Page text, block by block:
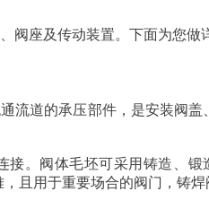
阀座及传动装置。下面为您做
流道的承压部件，是安装阀
接。阀体毛坯可采用铸造、
且用于重要场合的阀门，铸